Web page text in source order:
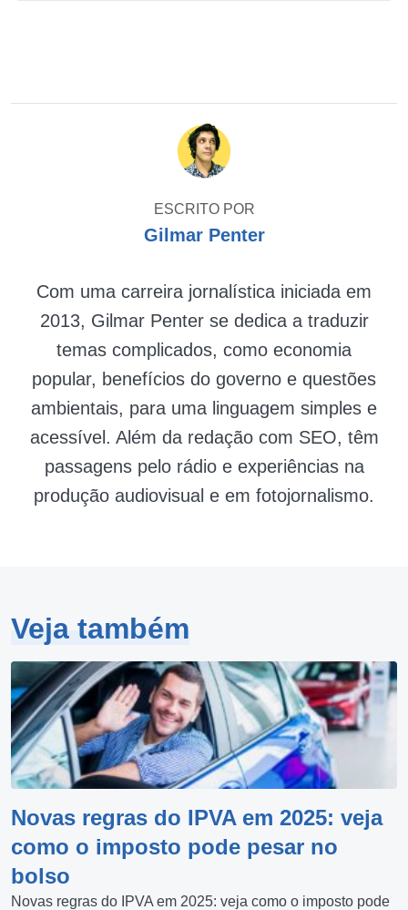
ESCRITO POR
Gilmar Penter
Com uma carreira jornalística iniciada em
2013, Gilmar Penter se dedica a traduzir
temas complicados, como economia
popular, benefícios do governo e questões
ambientais, para uma linguagem simples e
acessível. Além da redação com SEO, têm
passagens pelo rádio e experiências na
produção audiovisual e em fotojornalismo.
Veja também
Novas regras do IPVA em 2025: veja
como o imposto pode pesar no
bolso
Novas regras do IPVA em 2025: veja como o imposto pode